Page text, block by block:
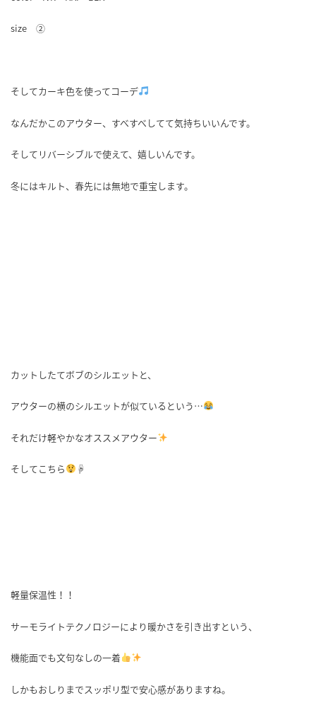
size ②
そしてカーキ色を使ってコーデ
なんだかこのアウター、すべすべしてて気持ちいいんです。
そしてリバーシブルで使えて、嬉しいんです。
冬にはキルト、春先には無地で重宝します。
カットしたてボブのシルエットと、
アウターの横のシルエットが似ているという…
それだけ軽やかなオススメアウター
そしてこちら ☟
軽量保温性！！
サーモライトテクノロジーにより暖かさを引き出すという、
機能面でも文句なしの一着
しかもおしりまでスッポリ型で安心感がありますね。